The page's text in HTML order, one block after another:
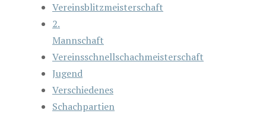
Vereinsblitzmeisterschaft
2.
Mannschaft
Vereinsschnellschachmeisterschaft
Jugend
Verschiedenes
Schachpartien